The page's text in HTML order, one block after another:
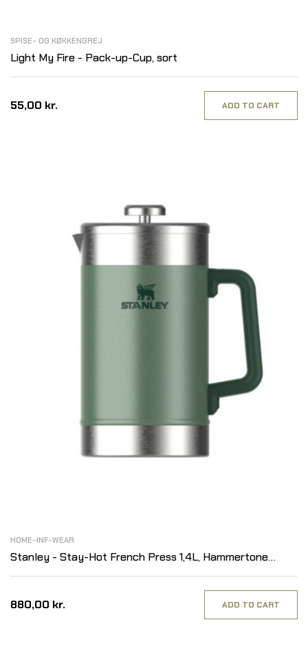
SPISE- OG KØKKENGREJ
Light My Fire - Pack-up-Cup, sort
55,00 kr. ADD TO CART
HOME-INF-WEAR
Stanley - Stay-Hot French Press 1,4L, Hammertone
Green
880,00 kr. ADD TO CART